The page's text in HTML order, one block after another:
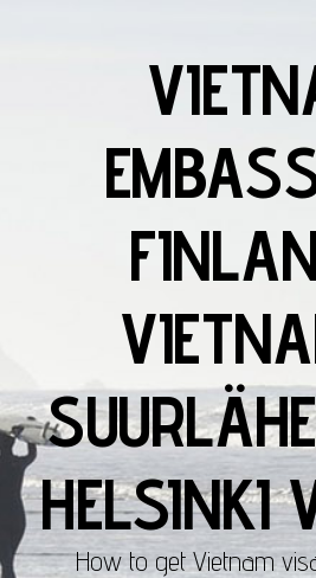
HELSINKI
How to get Vietnam